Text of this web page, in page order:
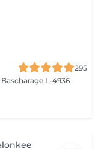
295
Bascharage L-4936